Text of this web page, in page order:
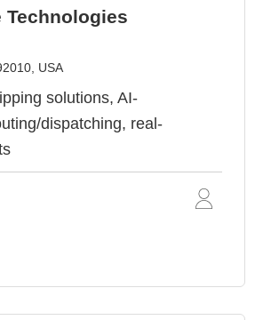
Technologies
USA
solutions, AI-
dispatching, real-